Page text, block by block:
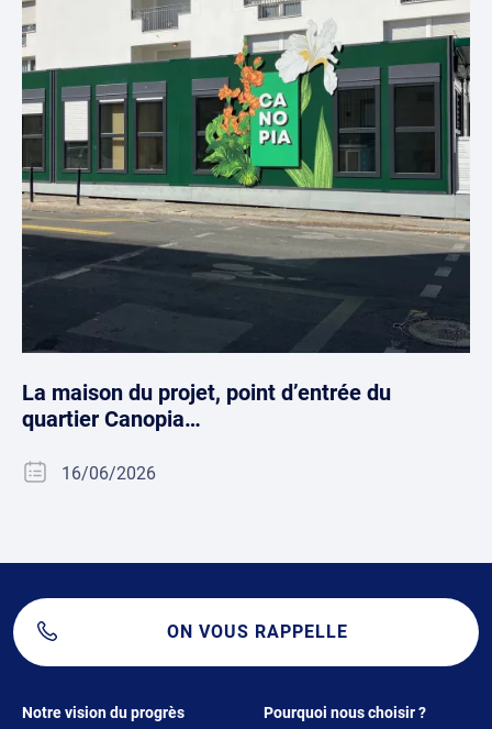
La maison du projet, point d’entrée du
quartier Canopia…
16/06/2026
ON VOUS RAPPELLE
Footer 1
Notre vision du progrès Footer 2
Pourquoi nous choisir ?